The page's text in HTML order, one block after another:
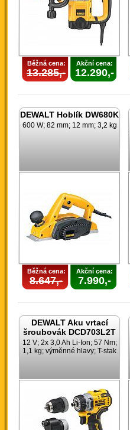
Běžná cena:
13.285,-
Akční cena:
12.290,-
DEWALT Hoblík DW680K
600 W; 82 mm; 12 mm; 3,2 kg
Běžná cena:
8.647,-
Akční cena:
7.990,-
DEWALT Aku vrtací
šroubovák DCD703L2T
12 V; 2x 3,0 Ah Li-Ion; 57 Nm;
1,1 kg; výměnné hlavy; T-stak